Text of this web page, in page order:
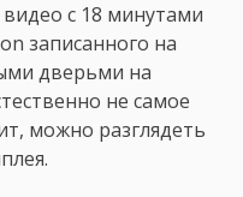
с 18 минутами
записанного на
дверьми на
не самое
можно разглядеть